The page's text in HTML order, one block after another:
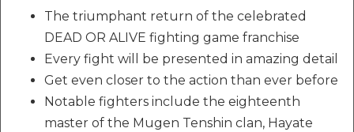
The triumphant return of the celebrated
DEAD OR ALIVE fighting game franchise
Every fight will be presented in amazing detail
Get even closer to the action than ever before
Notable fighters include the eighteenth
master of the Mugen Tenshin clan, Hayate